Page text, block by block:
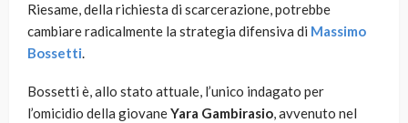
Riesame, della richiesta di scarcerazione, potrebbe
cambiare radicalmente la strategia difensiva di Massimo
Bossetti.
Bossetti è, allo stato attuale, l’unico indagato per
l’omicidio della giovaneYara Gambirasio, avvenuto nel